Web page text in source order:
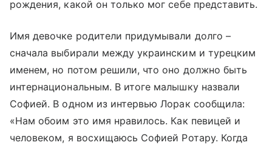
рождения, какой он только мог себе представить.
Имя девочке родители придумывали долго –
сначала выбирали между украинским и турецким
именем, но потом решили, что оно должно быть
интернациональным. В итоге малышку назвали
Софией. В одном из интервью Лорак сообщила:
«Нам обоим это имя нравилось. Как певицей и
человеком, я восхищаюсь Софией Ротару. Когда